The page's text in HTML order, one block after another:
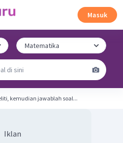
Masuk
kemudian jawablah soal...
Iklan